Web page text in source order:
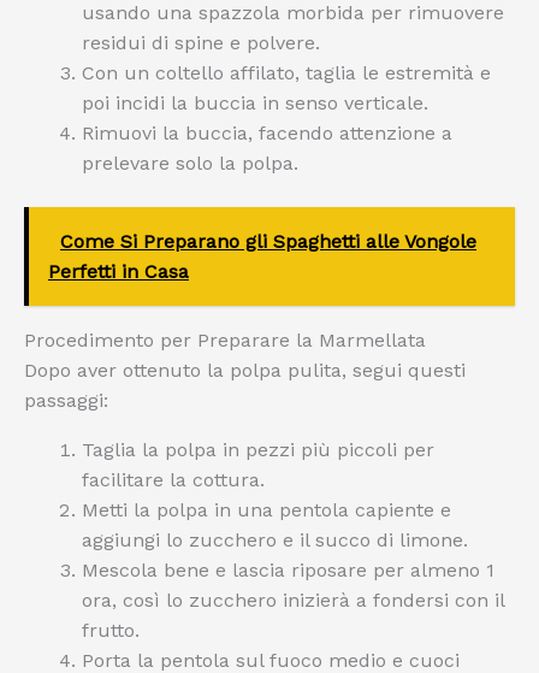
usando una spazzola morbida per rimuovere
residui di spine e polvere.
Con un coltello affilato, taglia le estremità e
poi incidi la buccia in senso verticale.
Rimuovi la buccia, facendo attenzione a
prelevare solo la polpa.
Come Si Preparano gli Spaghetti alle Vongole
Perfetti in Casa
Procedimento per Preparare la Marmellata
Dopo aver ottenuto la polpa pulita, segui questi
passaggi:
Taglia la polpa in pezzi più piccoli per
facilitare la cottura.
Metti la polpa in una pentola capiente e
aggiungi lo zucchero e il succo di limone.
Mescola bene e lascia riposare per almeno 1
ora, così lo zucchero inizierà a fondersi con il
frutto.
Porta la pentola sul fuoco medio e cuoci